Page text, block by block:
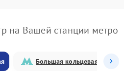
на Вашей станции метро
Большая кольцевая